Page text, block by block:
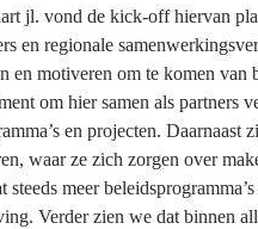
jl. vond de kick-off hiervan
en regionale
en motiveren om te komen
om hier samen als partners
en projecten.
waar ze zich zorgen over
meer
Verder zien we dat binnen